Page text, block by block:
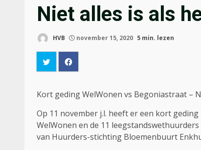
Niet alles is als
HVB november 15, 2020 5 min. lezen
Kort geding WelWonen vs Begoniastraat –
Op 11 november j.l. heeft er een kort
WelWonen en de 11
van Huurders-stichting Bloemenbuurt